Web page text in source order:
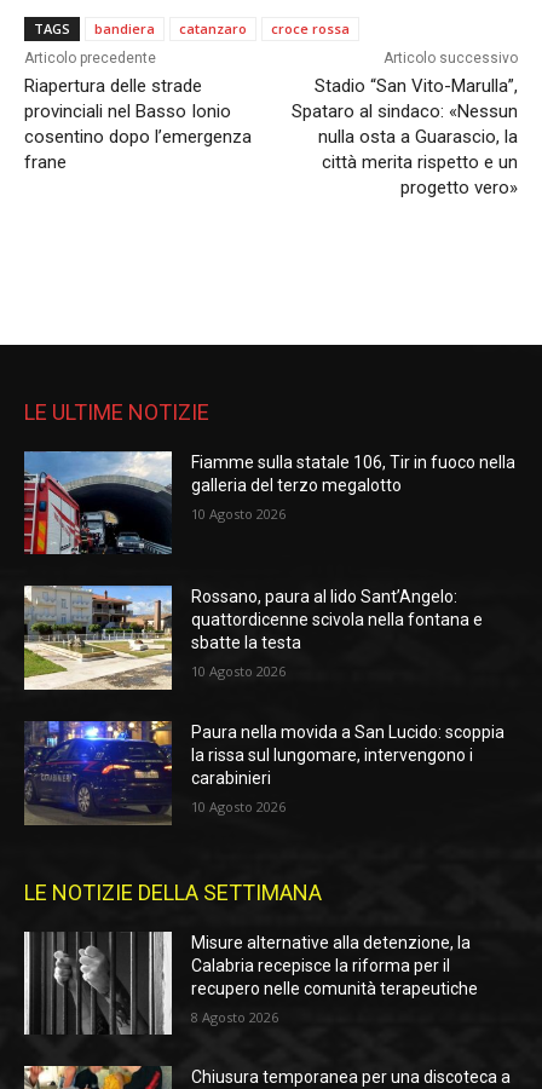
TAGS bandiera catanzaro croce rossa
Articolo precedente
Riapertura delle strade
provinciali nel Basso Ionio
cosentino dopo l’emergenza
frane
Articolo successivo
Stadio “San Vito-Marulla”,
Spataro al sindaco: «Nessun
nulla osta a Guarascio, la
città merita rispetto e un
progetto vero»
LE ULTIME NOTIZIE
Fiamme sulla statale 106, Tir in fuoco nella
galleria del terzo megalotto
10 Agosto 2026
Rossano, paura al lido Sant’Angelo:
quattordicenne scivola nella fontana e
sbatte la testa
10 Agosto 2026
Paura nella movida a San Lucido: scoppia
la rissa sul lungomare, intervengono i
carabinieri
10 Agosto 2026
LE NOTIZIE DELLA SETTIMANA
Misure alternative alla detenzione, la
Calabria recepisce la riforma per il
recupero nelle comunità terapeutiche
8 Agosto 2026
Chiusura temporanea per una discoteca a